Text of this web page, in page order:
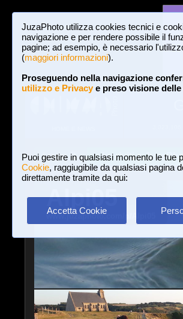
JuzaPhoto utilizza cookies tecnici e
navigazione e per rendere possibile il
pagine; ad esempio, è necessario
(maggiori informazioni).
Proseguendo nella navigazione
utilizzo e Privacye preso visione
Puoi gestire in qualsiasi momento le tue
Cookie, raggiugibile da qualsiasi pagina
direttamente tramite da qui:
Accetta Cookie
Login Iscriviti a
Alpi05
www.juzaphoto.com/p/Alpi05